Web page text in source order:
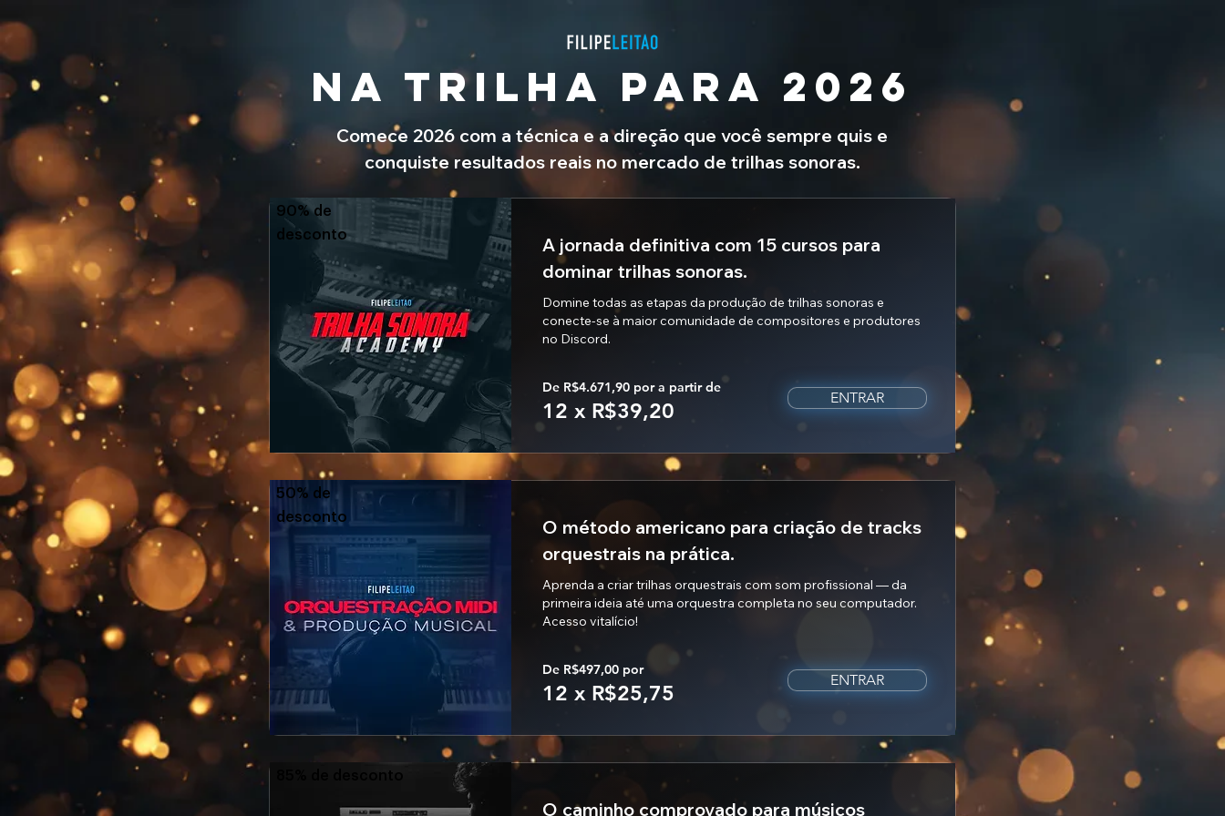
NA TRILHA PARA 2026
Comece 2026 com a técnica e a direção que você sempre quis e
conquiste resultados reais no mercado de trilhas sonoras.
90% de
desconto
A jornada definitiva com 15 cursos para
dominar trilhas sonoras.
Domine todas as etapas da produção de trilhas sonoras e
conecte-se à maior comunidade de compositores e produtores
no Discord.
De R$4.671,90 por a partir de
12 x R$39,20
ENTRAR
50% de
desconto
O método americano para criação de tracks
orquestrais na prática.
Aprenda a criar trilhas orquestrais com som profissional — da
primeira ideia até uma orquestra completa no seu computador.
Acesso vitalício!
De R$497,00 por
12 x R$25,75
ENTRAR
85% de desconto
O caminho comprovado para músicos